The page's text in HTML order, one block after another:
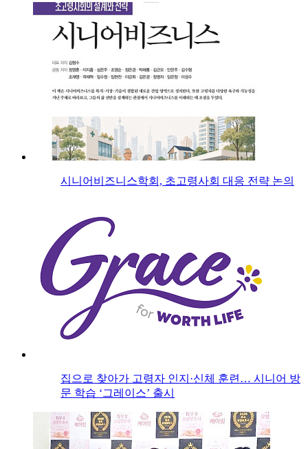
시니어비즈니스학회, 초고령사회 대응 전략 논의
집으로 찾아가 고령자 인지·신체 훈련… 시니어 방
문 학습 ‘그레이스’ 출시